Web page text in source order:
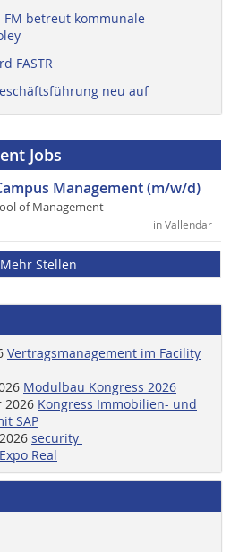
FM betreut kommunale
FASTR
neu auf
Jobs
Management (m/w/d)
of Management
in Vallendar
Mehr Stellen
Vertragsmanagement im Facility
Modulbau Kongress 2026
2026 Kongress Immobilien- und
SAP
security
Expo Real